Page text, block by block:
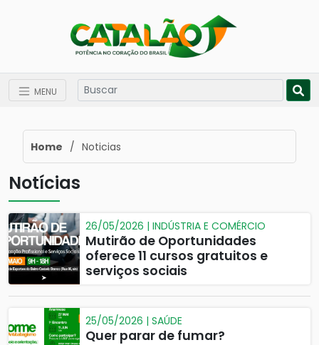
MENU
Home / Noticias
Notícias
26/05/2026 | INDÚSTRIA E COMÉRCIO
Mutirão de Oportunidades
oferece 11 cursos gratuitos e
serviços sociais
25/05/2026 | SAÚDE
Quer parar de fumar?